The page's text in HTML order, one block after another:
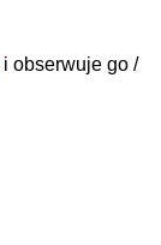
i obserwuje go /